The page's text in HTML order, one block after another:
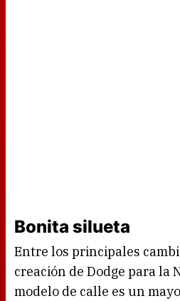
Bonita silueta
Entre los principales
creación de Dodge para la
modelo de calle es un